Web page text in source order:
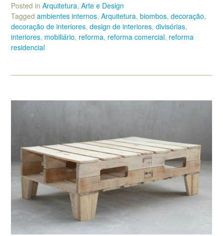
Posted in Arquitetura, Arte e Design
Tagged ambientes internos, Arquitetura, biombos, decoração,
decoração de interiores, design de interiores, divisórias,
interiores, mobiliário, reforma, reforma comercial, reforma
residencial